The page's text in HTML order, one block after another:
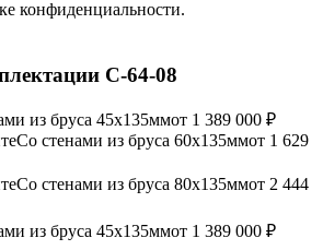
конфиденциальности.
С-64-08
из бруса 45х135ммот 1 389 000 ₽
Со стенами из бруса 60х135ммот 1 629
Со стенами из бруса 80х135ммот 2 444
из бруса 45х135ммот 1 389 000 ₽